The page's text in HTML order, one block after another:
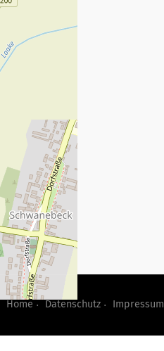
Home Datenschutz Impressum